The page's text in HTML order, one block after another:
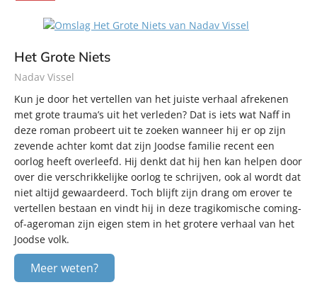
Het Grote Niets
Nadav Vissel
Kun je door het vertellen van het juiste verhaal afrekenen
met grote trauma’s uit het verleden? Dat is iets wat Naff in
deze roman probeert uit te zoeken wanneer hij er op zijn
zevende achter komt dat zijn Joodse familie recent een
oorlog heeft overleefd. Hij denkt dat hij hen kan helpen door
over die verschrikkelijke oorlog te schrijven, ook al wordt dat
niet altijd gewaardeerd. Toch blijft zijn drang om erover te
vertellen bestaan en vindt hij in deze tragikomische coming-
of-ageroman zijn eigen stem in het grotere verhaal van het
Joodse volk.
Meer weten?